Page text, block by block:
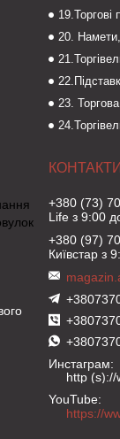
19.Торгові
20.
23. Торгова
+380 (73)
Life з 9:00
+380 (97)
Київстар з
Инстаграм
http (s)://
YouTube